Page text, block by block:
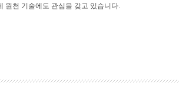
원천 기술에도 관심을 갖고 있습니다.